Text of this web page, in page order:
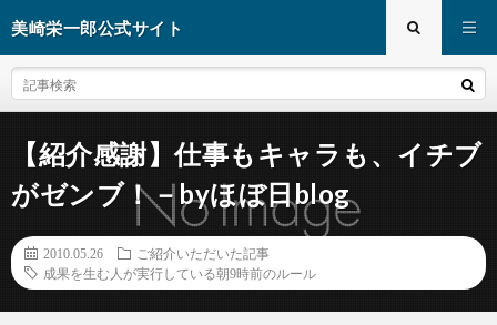
美崎栄一郎公式サイト
【紹介感謝】仕事もキャラも、イチブ
がゼンブ！－byほぼ日blog
2010.05.26
ご紹介いただいた記事
成果を生む人が実行している朝9時前のルール